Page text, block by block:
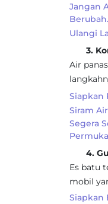
Jangan
Berubah.
Ulangi
3.
Air
Siapkan
Siram
Segera
4.
Es batu
mobil
Siapkan